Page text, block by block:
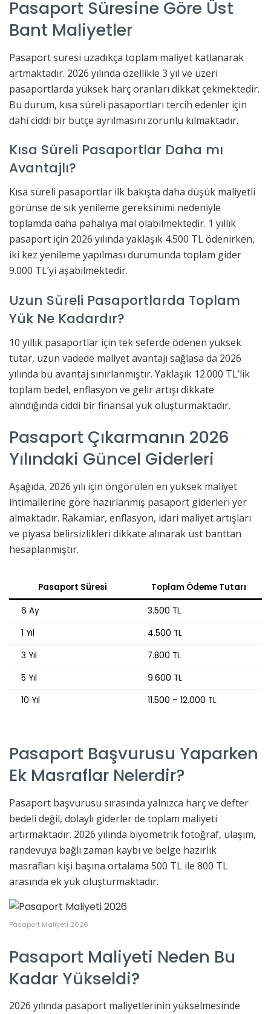
Pasaport Süresine Göre Üst
Bant Maliyetler
Pasaport süresi uzadıkça toplam maliyet katlanarak
artmaktadır. 2026 yılında özellikle 3 yıl ve üzeri
pasaportlarda yüksek harç oranları dikkat çekmektedir.
Bu durum, kısa süreli pasaportları tercih edenler için
dahi ciddi bir bütçe ayrılmasını zorunlu kılmaktadır.
Kısa Süreli Pasaportlar Daha mı
Avantajlı?
Kısa süreli pasaportlar ilk bakışta daha düşük maliyetli
görünse de sık yenileme gereksinimi nedeniyle
toplamda daha pahalıya mal olabilmektedir. 1 yıllık
pasaport için 2026 yılında yaklaşık 4.500 TL ödenirken,
iki kez yenileme yapılması durumunda toplam gider
9.000 TL’yi aşabilmektedir.
Uzun Süreli Pasaportlarda Toplam
Yük Ne Kadardır?
10 yıllık pasaportlar için tek seferde ödenen yüksek
tutar, uzun vadede maliyet avantajı sağlasa da 2026
yılında bu avantaj sınırlanmıştır. Yaklaşık 12.000 TL’lik
toplam bedel, enflasyon ve gelir artışı dikkate
alındığında ciddi bir finansal yük oluşturmaktadır.
Pasaport Çıkarmanın 2026
Yılındaki Güncel Giderleri
Aşağıda, 2026 yılı için öngörülen en yüksek maliyet
ihtimallerine göre hazırlanmış pasaport giderleri yer
almaktadır. Rakamlar, enflasyon, idari maliyet artışları
ve piyasa belirsizlikleri dikkate alınarak üst banttan
hesaplanmıştır.
Pasaport Süresi Toplam Ödeme Tutarı
6 Ay
3.500 TL
1 Yıl
4.500 TL
3 Yıl
7.800 TL
5 Yıl
9.600 TL
10 Yıl
11.500 – 12.000 TL
Pasaport Başvurusu Yaparken
Ek Masraflar Nelerdir?
Pasaport başvurusu sırasında yalnızca harç ve defter
bedeli değil, dolaylı giderler de toplam maliyeti
artırmaktadır. 2026 yılında biyometrik fotoğraf, ulaşım,
randevuya bağlı zaman kaybı ve belge hazırlık
masrafları kişi başına ortalama 500 TL ile 800 TL
arasında ek yük oluşturmaktadır.
Pasaport Maliyeti 2026
Pasaport Maliyeti Neden Bu
Kadar Yükseldi?
2026 yılında pasaport maliyetlerinin yükselmesinde